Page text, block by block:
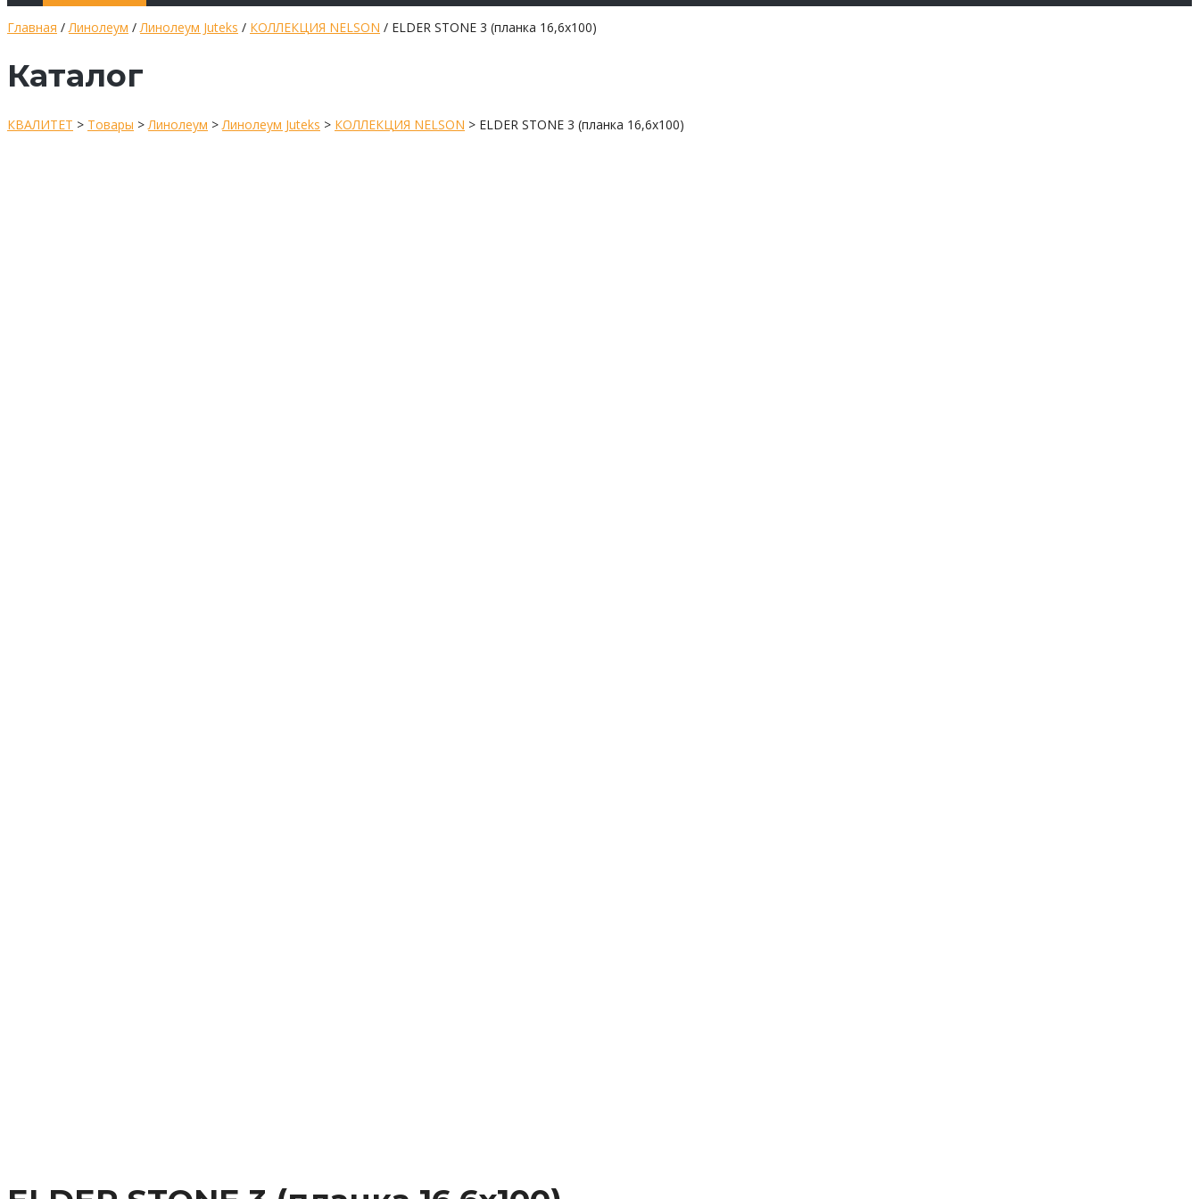
Главная /Линолеум /Линолеум Juteks / КОЛЛЕКЦИЯ NELSON / ELDER STONE 3 (планка 16,6х100)
Каталог
КВАЛИТЕТ > Товары >Линолеум >Линолеум Juteks > КОЛЛЕКЦИЯ NELSON > ELDER STONE 3 (планка 16,6х100)